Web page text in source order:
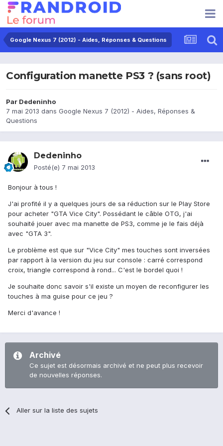
Google Nexus 7 (2012) - Aides, Réponses & Questions
Configuration manette PS3 ? (sans root)
Par Dedeninho
7 mai 2013 dans Google Nexus 7 (2012) - Aides, Réponses &
Questions
Dedeninho
Posté(e) 7 mai 2013
Bonjour à tous !
J'ai profité il y a quelques jours de sa réduction sur le Play Store
pour acheter "GTA Vice City". Possédant le câble OTG, j'ai
souhaité jouer avec ma manette de PS3, comme je le fais déjà
avec "GTA 3".
Le problème est que sur "Vice City" mes touches sont inversées
par rapport à la version du jeu sur console : carré correspond
croix, triangle correspond à rond... C'est le bordel quoi !
Je souhaite donc savoir s'il existe un moyen de reconfigurer les
touches à ma guise pour ce jeu ?
Merci d'avance !
Archivé
Ce sujet est désormais archivé et ne peut plus recevoir
de nouvelles réponses.
Aller sur la liste des sujets